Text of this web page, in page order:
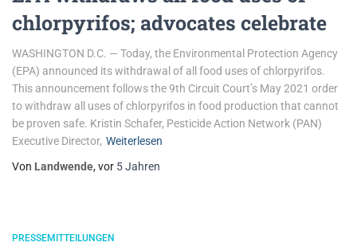
chlorpyrifos; advocates celebrate
WASHINGTON D.C. — Today, the Environmental Protection Agency
(EPA) announced its withdrawal of all food uses of chlorpyrifos.
This announcement follows the 9th Circuit Court’s May 2021 order
to withdraw all uses of chlorpyrifos in food production that cannot
be proven safe. Kristin Schafer, Pesticide Action Network (PAN)
Executive Director, Weiterlesen
Von Landwende, vor 5 Jahren
PRESSEMITTEILUNGEN